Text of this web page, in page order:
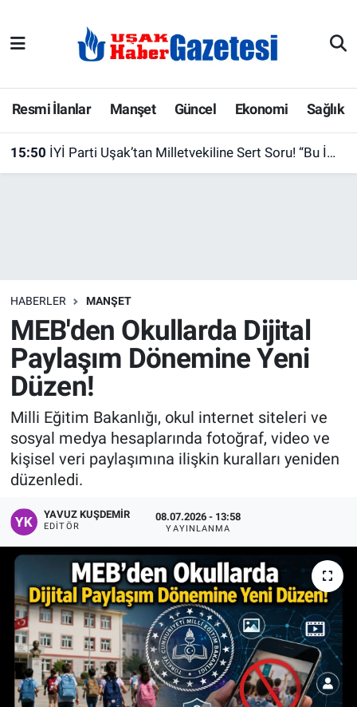
Resmi İlanlar Manşet Güncel Ekonomi Sağlık
15:50 İYİ Parti Uşak’tan Milletvekiline Sert Soru! “Bu İmzayı Atarken Uşak’ın Vicdanını da Düşündünüz mü?”
HABERLER MANŞET
MEB'den Okullarda Dijital
Paylaşım Dönemine Yeni
Düzen!
Milli Eğitim Bakanlığı, okul internet siteleri ve
sosyal medya hesaplarında fotoğraf, video ve
kişisel veri paylaşımına ilişkin kuralları yeniden
düzenledi.
YAVUZ KUŞDEMIR
EDITÖR
08.07.2026 - 13:58
YAYINLANMA
E-Gazete
Ekonomi
Gazete İlanları
Köşe Yazarları
Kültür Sanat
Manşet
Resmi İlanlar
Sağlık
Son Dakika
Spor
Uşak Haberleri
Uşak Hava Durumu
Uşak Trafik Yoğunluk Haritası
Süper Lig Puan Durumu ve Fikstür